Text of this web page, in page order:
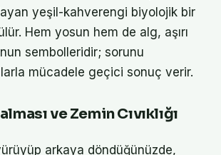
yeşil-kahverengi biyolojik bir
Hem yosun hem de alg, aşırı
sembolleridir; sorunu
mücadele geçici sonuç verir.
ve Zemin Cıvıklığı
arkaya döndüğünüzde,